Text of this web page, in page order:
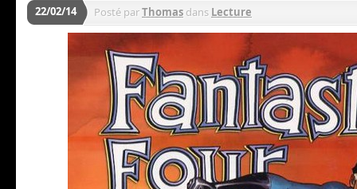
22/02/14 Posté parThomas dans Lecture